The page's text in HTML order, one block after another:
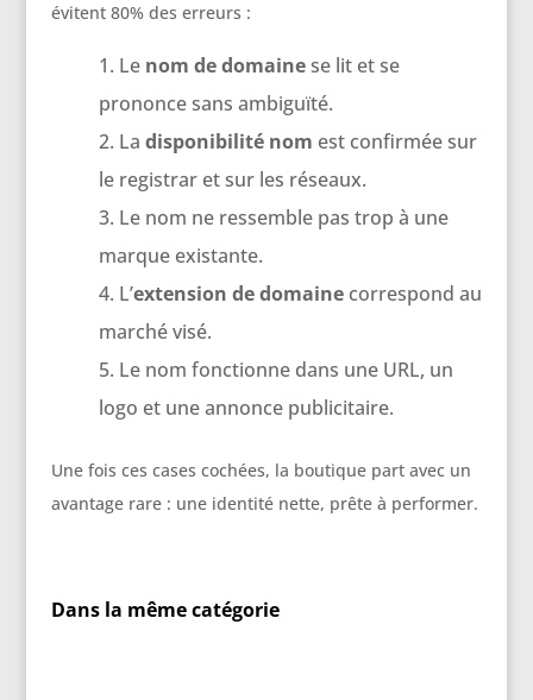
évitent 80% des erreurs :
Le nom de domainese lit et se
prononce sans ambiguïté.
La disponibilité nom est confirmée sur
le registrar et sur les réseaux.
Le nom ne ressemble pas trop à une
marque existante.
L’extension de domainecorrespond au
marché visé.
Le nom fonctionne dans une URL, un
logo et une annonce publicitaire.
Une fois ces cases cochées, la boutique part avec un
avantage rare : une identité nette, prête à performer.
Dans la même catégorie